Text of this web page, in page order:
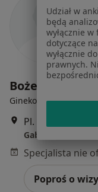
Bożena Miller-
Ginekolog
Pl. Floriański 3,
Gabinet lekarski
Poproś o
Udział w
będą
wyłącznie
dotyczące
wyłącznie
prawnych.